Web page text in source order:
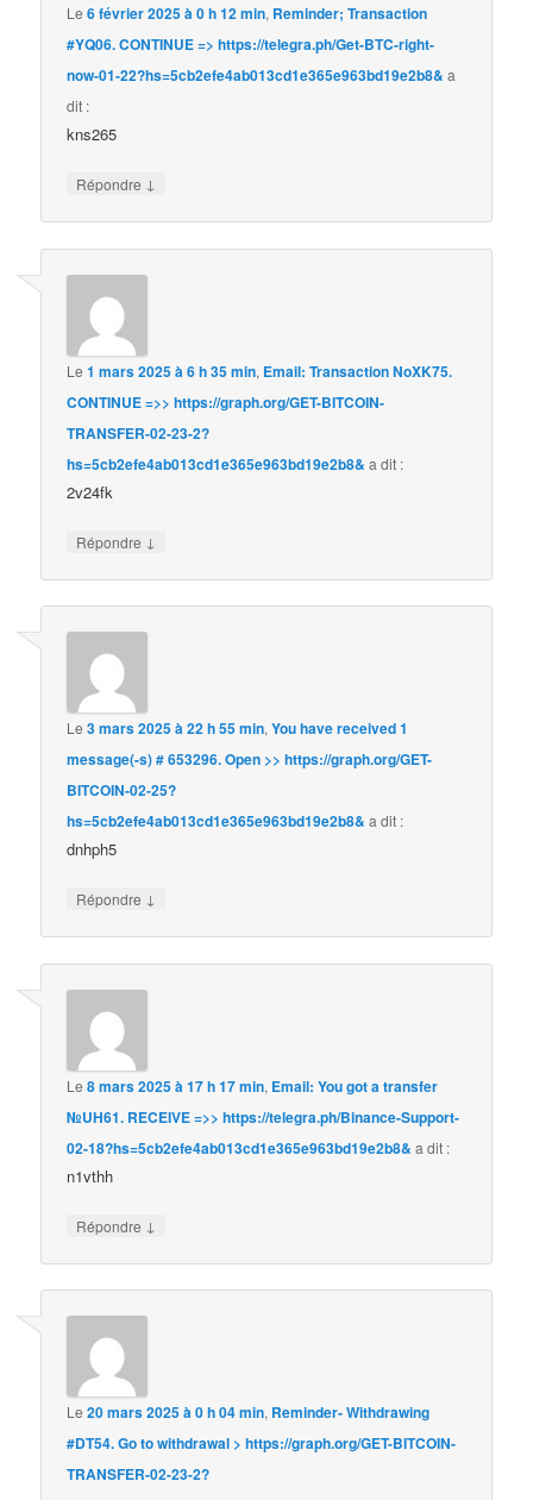
Le6 février 2025 à 0 h 12 min, Reminder; Transaction
#YQ06. CONTINUE => https://telegra.ph/Get-BTC-right-
now-01-22?hs=5cb2efe4ab013cd1e365e963bd19e2b8& a
dit :
kns265
Répondre ↓
Le1 mars 2025 à 6 h 35 min, Email: Transaction NoXK75.
CONTINUE =>> https://graph.org/GET-BITCOIN-
TRANSFER-02-23-2?
hs=5cb2efe4ab013cd1e365e963bd19e2b8& a dit :
2v24fk
Répondre ↓
Le3 mars 2025 à 22 h 55 min,You have received 1
message(-s) # 653296. Open >> https://graph.org/GET-
BITCOIN-02-25?
hs=5cb2efe4ab013cd1e365e963bd19e2b8& a dit :
dnhph5
Répondre ↓
Le8 mars 2025 à 17 h 17 min, Email: You got a transfer
№UH61. RECEIVE =>> https://telegra.ph/Binance-Support-
02-18?hs=5cb2efe4ab013cd1e365e963bd19e2b8& a dit :
n1vthh
Répondre ↓
Le20 mars 2025 à 0 h 04 min, Reminder- Withdrawing
#DT54. Go to withdrawal > https://graph.org/GET-BITCOIN-
TRANSFER-02-23-2?